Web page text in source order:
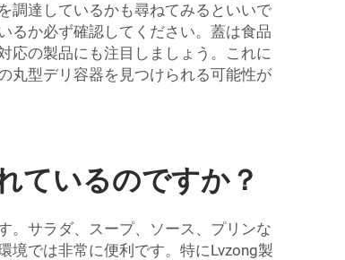
調達しているかも尋ねてみるといいで
るか必ず確認してください。蓋は食品
応の製品にも注目しましょう。これに
丸型デリ容器を見つけられる可能性が
ているのですか？
。サラダ、スープ、ソース、プリンな
境では非常に便利です。特にLvzong製